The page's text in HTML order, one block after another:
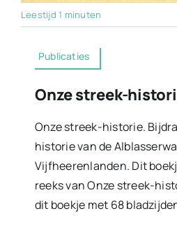
Leestijd 1 minuten
Publicaties
Onze streek-
Onze streek-historie.
historie van de
Vijfheerenlanden. Dit
reeks van Onze streek-
dit boekje met 68